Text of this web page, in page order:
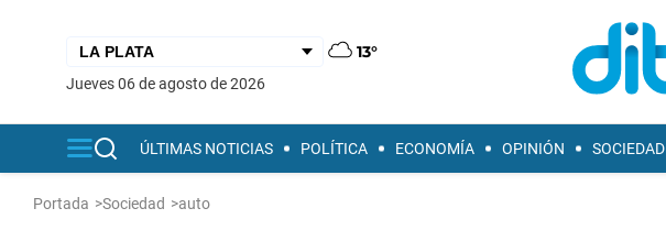
13°
jueves 06 de agosto de 2026
ÚLTIMAS NOTICIAS POLÍTICA ECONOMÍA OPINIÓN SOCIEDAD
Portada >Sociedad >auto